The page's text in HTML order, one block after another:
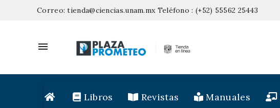
Correo:tienda@ciencias.unam.mxTeléfono : (+52) 55562 25443

Libros Revistas Manuales